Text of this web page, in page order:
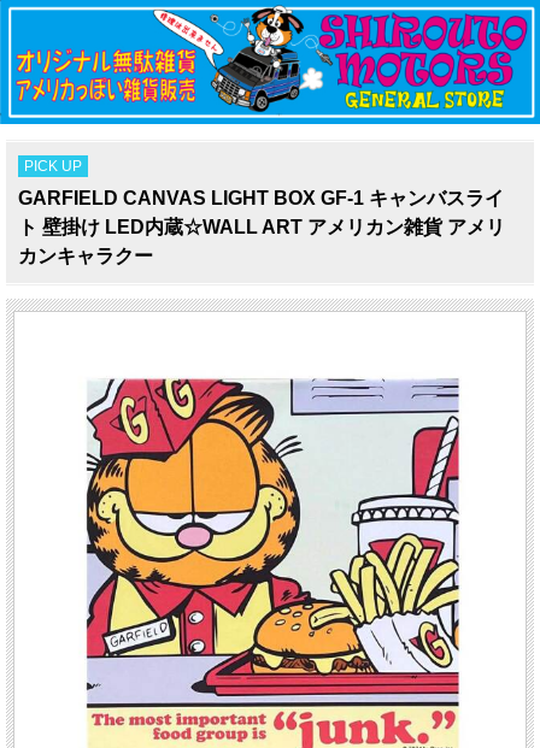
PICK UP
GARFIELD CANVAS LIGHT BOX GF-1 キャンバスライ
ト 壁掛け LED内蔵☆WALL ART アメリカン雑貨 アメリ
カンキャラクー